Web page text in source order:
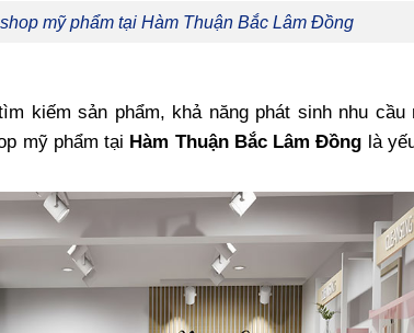
mỹ phẩm tại Hàm Thuận Bắc Lâm Đồng
kiếm sản phẩm, khả năng phát sinh nhu
mỹ phẩm tại Hàm Thuận Bắc Lâm Đồng là